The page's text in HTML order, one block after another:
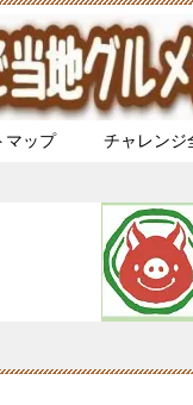
マップ チャレンジ